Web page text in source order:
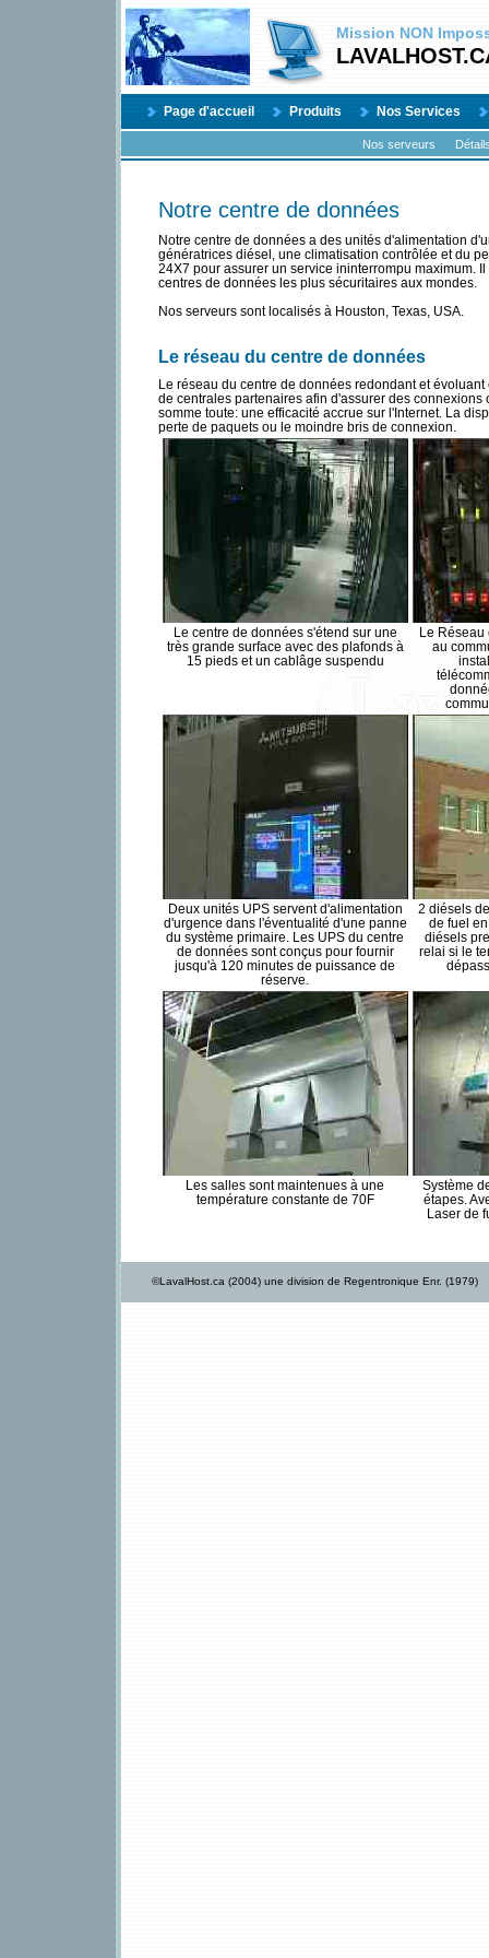
Mission NON
Page d'accueil Produits Nos Services
Nos serveurs
Notre centre de données
Notre centre de données a des unités d'alimentation
génératrices diésel, une climatisation contrôlée et du
24X7 pour assurer un service ininterrompu maximum.
centres de données les plus sécuritaires aux mondes.
Nos serveurs sont localisés à Houston, Texas, USA.
Le réseau du centre de données
Le réseau du centre de données redondant et
de centrales partenaires afin d'assurer des
somme toute: une efficacité accrue sur l'Internet. La
perte de paquets ou le moindre bris de connexion.
Le centre de données s'étend sur une
très grande surface avec des plafonds à
15 pieds et un cablâge suspendu
Le Réseau
au
Deux unités UPS servent d'alimentation
d'urgence dans l'éventualité d'une panne
du système primaire. Les UPS du centre
de données sont conçus pour fournir
jusqu'à 120 minutes de puissance de
réserve.
2 diésels
de fuel
diésels
relai si le
Les salles sont maintenues à une
température constante de 70F
Système
étapes.
Laser de
©LavalHost.ca (2004) une division de Regentronique Enr. (1979)